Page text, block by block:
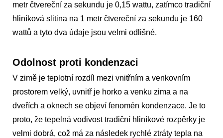
metr čtvereční za sekundu je 0,15 wattu, zatímco tradiční
hliníková slitina na 1 metr čtvereční za sekundu je 160
wattů a tyto dva údaje jsou velmi odlišné.
Odolnost proti kondenzaci
V zimě je teplotní rozdíl mezi vnitřním a venkovním
prostorem velký, uvnitř je horko a venku zima a na
dveřích a oknech se objeví fenomén kondenzace. Je to
proto, že tepelná vodivost tradiční hliníkové rozpěrky je
velmi dobrá, což má za následek rychlé ztráty tepla na